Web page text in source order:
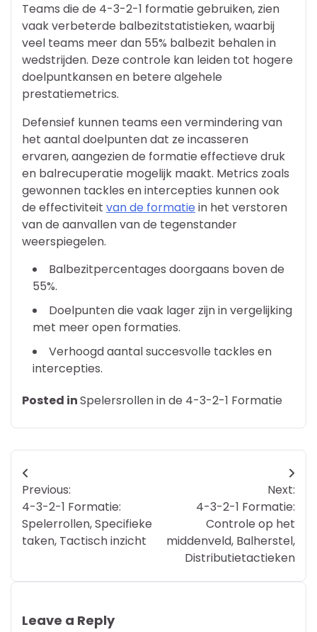
Teams die de 4-3-2-1 formatie gebruiken, zien
vaak verbeterde balbezitstatistieken, waarbij
veel teams meer dan 55% balbezit behalen in
wedstrijden. Deze controle kan leiden tot hogere
doelpuntkansen en betere algehele
prestatiemetrics.
Defensief kunnen teams een vermindering van
het aantal doelpunten dat ze incasseren
ervaren, aangezien de formatie effectieve druk
en balrecuperatie mogelijk maakt. Metrics zoals
gewonnen tackles en intercepties kunnen ook
de effectiviteit van de formatie in het verstoren
van de aanvallen van de tegenstander
weerspiegelen.
Balbezitpercentages doorgaans boven de
55%.
Doelpunten die vaak lager zijn in vergelijking
met meer open formaties.
Verhoogd aantal succesvolle tackles en
intercepties.
Posted inSpelersrollen in de 4-3-2-1 Formatie
Post
navigation
Previous:
4-3-2-1 Formatie:
Spelerrollen, Specifieke
taken, Tactisch inzicht
Next:
4-3-2-1 Formatie:
Controle op het
middenveld, Balherstel,
Distributietactieken
Leave a Reply